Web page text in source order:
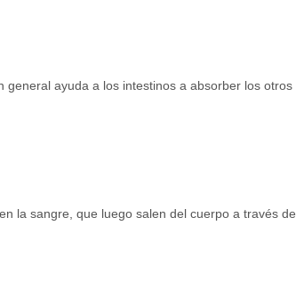
ayuda a los intestinos a absorber los otros
la sangre, que luego salen del cuerpo a través de